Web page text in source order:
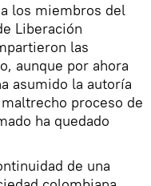
los miembros del
Liberación
las
aunque por ahora
asumido la autoría
proceso de
ha quedado
de una